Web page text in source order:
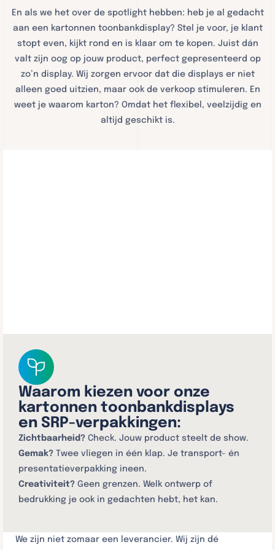
En als we het over de spotlight hebben: heb je al gedacht
aan een kartonnen toonbankdisplay? Stel je voor, je klant
stopt even, kijkt rond en is klaar om te kopen. Juist dán
valt zijn oog op jouw product, perfect gepresenteerd op
zo’n display. Wij zorgen ervoor dat die displays er niet
alleen goed uitzien, maar ook de verkoop stimuleren. En
weet je waarom karton? Omdat het flexibel, veelzijdig en
altijd geschikt is.
Waarom kiezen voor onze
kartonnen toonbankdisplays
en SRP-verpakkingen:
Zichtbaarheid? Check. Jouw product steelt de show.
Gemak? Twee vliegen in één klap. Je transport- én
presentatieverpakking ineen.
Creativiteit? Geen grenzen. Welk ontwerp of
bedrukking je ook in gedachten hebt, het kan.
We zijn niet zomaar een leverancier. Wij zijn dé